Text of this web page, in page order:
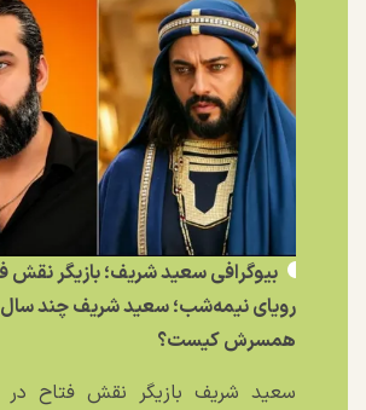
بیوگرافی سعید شریف؛ بازیگر نقش
رویای نیمه‌شب؛ سعید شریف چند سال
همسرش کیست؟
سعید شریف بازیگر نقش فتاح در